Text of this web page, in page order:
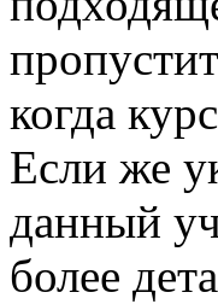
когда
Если же
данный
более